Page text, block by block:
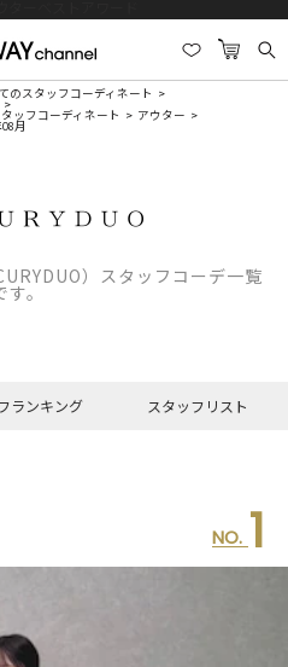
のスタッフコーディネート
ッフコーディネート アウター
月
）スタッフコーデ一覧
す。
ランキング スタッフリスト
NO. 1